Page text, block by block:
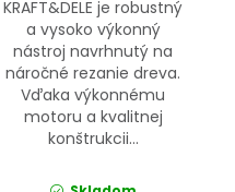
KRAFT&DELE je robustný
a vysoko výkonný
nástroj navrhnutý na
náročné rezanie dreva.
Vďaka výkonnému
motoru a kvalitnej
konštrukcii...